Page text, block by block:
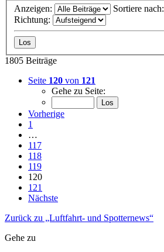
Anzeigen:
Sortiere nach:
Richtung:
1805 Beiträge
Seite 120 von 121
Gehe zu Seite:
Vorherige
1
…
117
118
119
120
121
Nächste
Zurück zu „Luftfahrt- und Spotternews“
Gehe zu